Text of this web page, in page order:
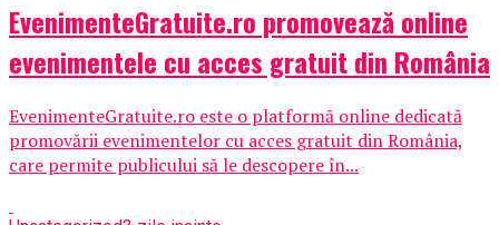
EvenimenteGratuite.ro promovează online
evenimentele cu acces gratuit din România
EvenimenteGratuite.ro este o platformă online dedicată
promovării evenimentelor cu acces gratuit din România,
care permite publicului să le descopere în...